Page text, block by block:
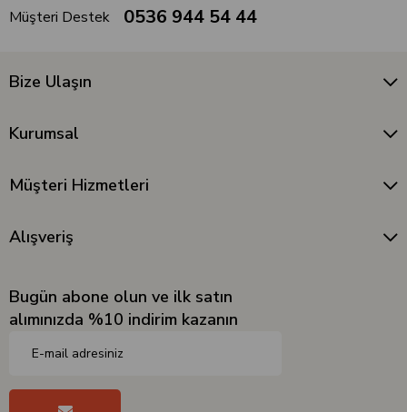
Müşteri Destek 0536 944 54 44
Bize Ulaşın
Kurumsal
Müşteri Hizmetleri
Alışveriş
Bugün abone olun ve ilk satın
alımınızda %10 indirim kazanın